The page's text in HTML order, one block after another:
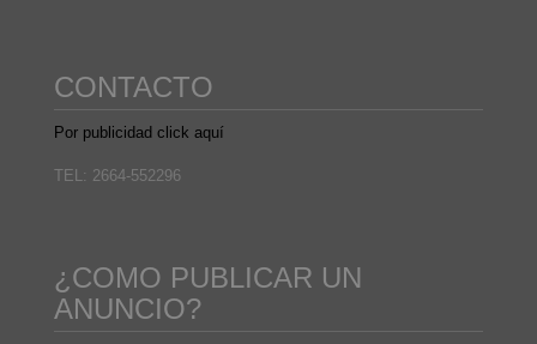
CONTACTO
Por publicidad click aquí
TEL: 2664-552296
¿COMO PUBLICAR UN
ANUNCIO?